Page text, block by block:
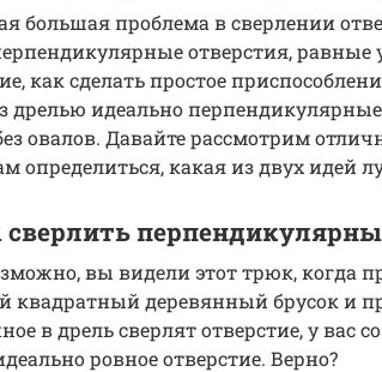
большая проблема в сверлении
отверстия, равные
как сделать простое
дрелью идеально
овалов. Давайте рассмотрим
определиться, какая из двух идей
вы видели этот трюк, когда
квадратный деревянный брусок и
в дрель сверлят отверстие, у вас
ровное отверстие. Верно?